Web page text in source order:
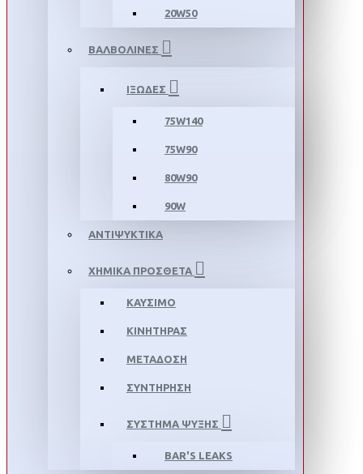
20W50
ΒΑΛΒΟΛΙΝΕΣ
ΙΞΩΔΕΣ
75W140
75W90
80W90
90W
ΑΝΤΙΨΥΚΤΙΚΑ
ΧΗΜΙΚΑ ΠΡΟΣΘΕΤΑ
ΚΑΥΣΙΜΟ
ΚΙΝΗΤΗΡΑΣ
ΜΕΤΑΔΟΣΗ
ΣΥΝΤΗΡΗΣΗ
ΣΥΣΤΗΜΑ ΨΥΞΗΣ
BAR'S LEAKS